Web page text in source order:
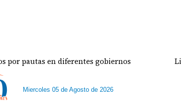
en diferentes gobiernos
Miercoles 05 de Agosto de 2026